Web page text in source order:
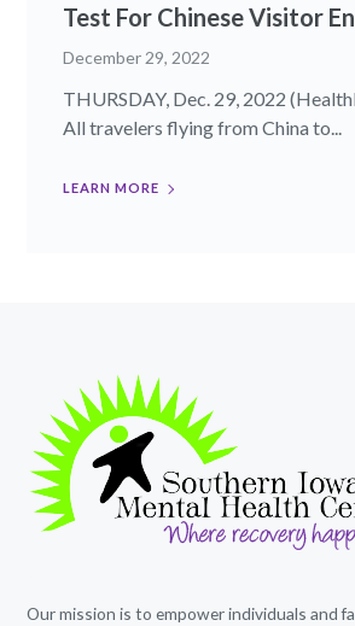
Test For Chinese Visitor
December 29, 2022
THURSDAY, Dec. 29, 2022
All travelers flying from China to...
LEARN MORE
Our mission is to empower individuals and